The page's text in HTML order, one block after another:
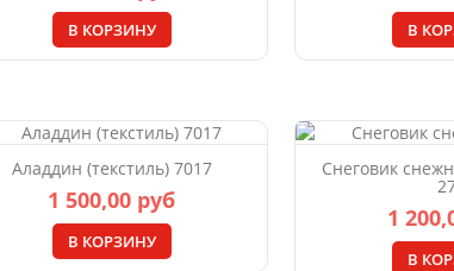
В КОРЗИНУ В
Аладдин (текстиль) 7017
1 500,00 руб
В КОРЗИНУ
Снеговик
1
В